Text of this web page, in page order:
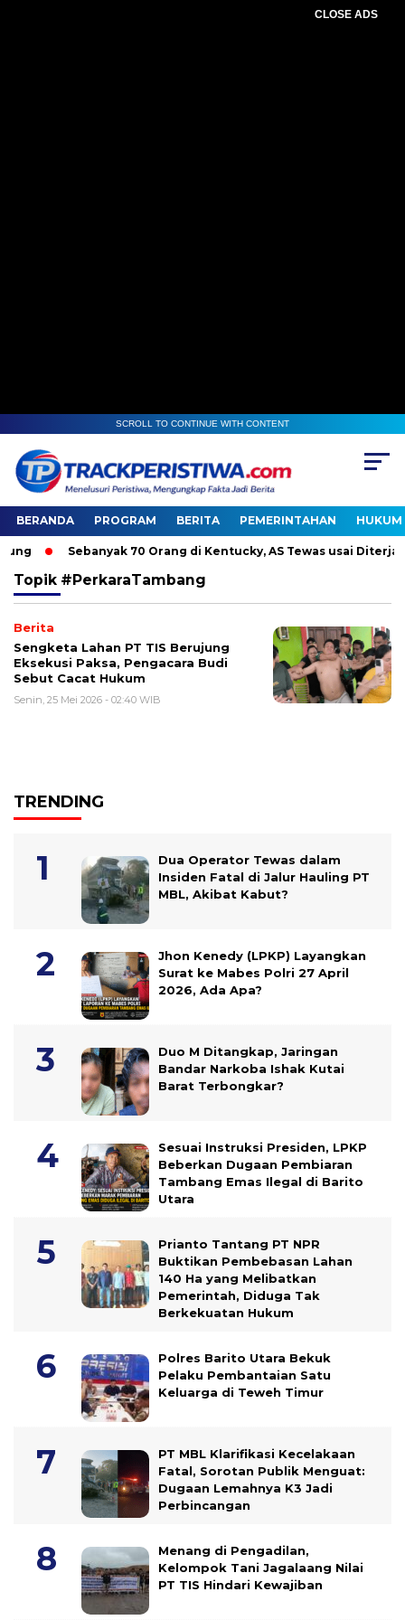
CLOSE ADS
SCROLL TO CONTINUE WITH CONTENT
BERANDA PROGRAM BERITA PEMERINTAHAN HUKUM
Sebanyak 70 Orang di Kentucky, AS Tewas usai Diterjang
Topik #PerkaraTambang
Berita
Sengketa Lahan PT TIS Berujung
Eksekusi Paksa, Pengacara Budi
Sebut Cacat Hukum
Senin, 25 Mei 2026 - 02:40 WIB
TRENDING
Dua Operator Tewas dalam
Insiden Fatal di Jalur Hauling PT
MBL, Akibat Kabut?
Jhon Kenedy (LPKP) Layangkan
Surat ke Mabes Polri 27 April
2026, Ada Apa?
Duo M Ditangkap, Jaringan
Bandar Narkoba Ishak Kutai
Barat Terbongkar?
Sesuai Instruksi Presiden, LPKP
Beberkan Dugaan Pembiaran
Tambang Emas Ilegal di Barito
Utara
Prianto Tantang PT NPR
Buktikan Pembebasan Lahan
140 Ha yang Melibatkan
Pemerintah, Diduga Tak
Berkekuatan Hukum
Polres Barito Utara Bekuk
Pelaku Pembantaian Satu
Keluarga di Teweh Timur
PT MBL Klarifikasi Kecelakaan
Fatal, Sorotan Publik Menguat:
Dugaan Lemahnya K3 Jadi
Perbincangan
Menang di Pengadilan,
Kelompok Tani Jagalaang Nilai
PT TIS Hindari Kewajiban